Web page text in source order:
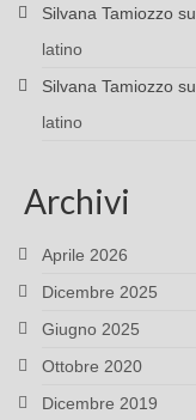
Silvana Tamiozzo su
latino
Silvana Tamiozzo su
latino
Archivi
Aprile 2026
Dicembre 2025
Giugno 2025
Ottobre 2020
Dicembre 2019